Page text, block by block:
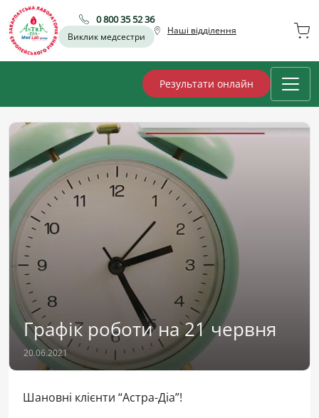
0 800 35 52 36
Виклик медсестри
Наші відділення
Результати онлайн
Графік роботи на 21 червня
20.06.2021
Шановні клієнти “Астра-Діа”!